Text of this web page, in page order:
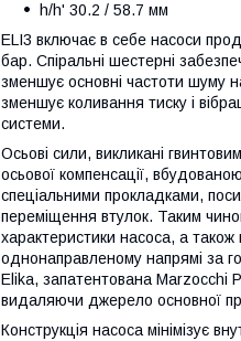
h/h' 30.2 / 58.7 мм
ELI3 включає в себе насоси
бар. Спіральні шестерні
зменшує основні частоти шуму
зменшує коливання тиску і
системи.
Осьові сили, викликані
осьової компенсації,
спеціальними прокладками,
переміщення втулок. Таким
характеристики насоса, а
однонаправленому напрямі за
Elika, запатентована Marzocchi
видаляючи джерело основної
Конструкція насоса мінімізує